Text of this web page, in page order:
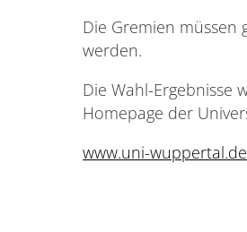
Die Gremien müssen
werden.
Die Wahl-Ergebnisse
Homepage der
www.uni-